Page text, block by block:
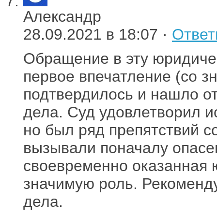
Александр
28.09.2021 в 18:07 ·
Обращение в эту
первое впечатление (со
подтвердилось и нашло
дела. Суд удовлетворил
но был ряд препятствий
вызывали поначалу
своевременно
значимую роль.
дела.